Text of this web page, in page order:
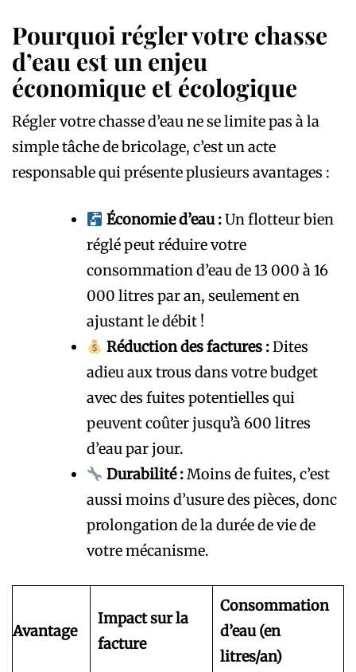
Pourquoi régler votre chasse
d’eau est un enjeu
économique et écologique
Régler votre chasse d’eau ne se limite pas à la
simple tâche de bricolage, c’est un acte
responsable qui présente plusieurs avantages :
Économie d’eau :Un flotteur bien
réglé peut réduire votre
consommation d’eau de 13 000 à 16
000 litres par an, seulement en
ajustant le débit !
Réduction des factures :Dites
adieu aux trous dans votre budget
avec des fuites potentielles qui
peuvent coûter jusqu’à 600 litres
d’eau par jour.
Durabilité :Moins de fuites, c’est
aussi moins d’usure des pièces, donc
prolongation de la durée de vie de
votre mécanisme.
Avantage
Impact sur la
facture
Consommation
d’eau (en
litres/an)